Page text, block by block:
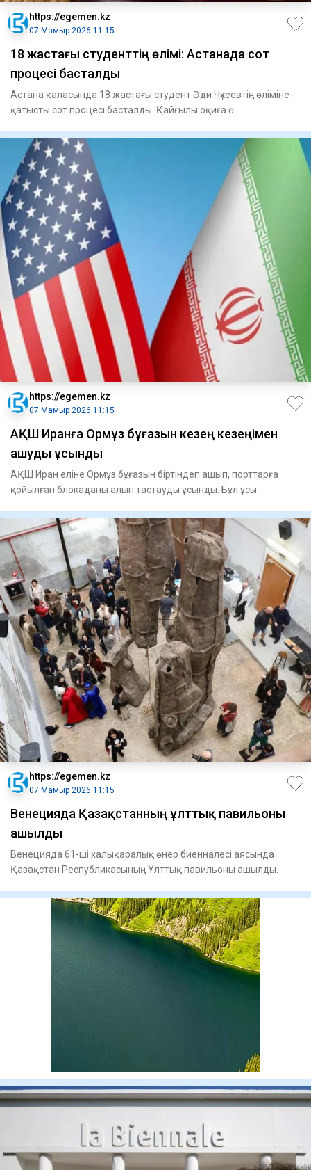
https://egemen.kz
07 Мамыр 2026 11:15
18 жастағы студенттің өлімі: Астанада сот
процесі басталды
Астана қаласында 18 жастағы студент Әди Чүкеевтің өліміне
қатысты сот процесі басталды. Қайғылы оқиға ө
https://egemen.kz
07 Мамыр 2026 11:15
АҚШ Иранға Ормұз бұғазын кезең кезеңімен
ашуды ұсынды
АҚШ Иран еліне Ормұз бұғазын біртіндеп ашып, порттарға
қойылған блокаданы алып тастауды ұсынды. Бұл ұсы
https://egemen.kz
07 Мамыр 2026 11:15
Венецияда Қазақстанның ұлттық павильоны
ашылды
Венецияда 61-ші халықаралық өнер биенналесі аясында
Қазақстан Республикасының Ұлттық павильоны ашылды.